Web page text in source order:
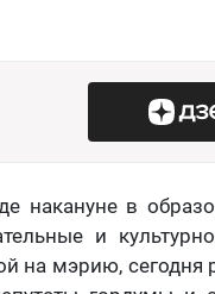
накануне в
и
на мэрию, сегодня